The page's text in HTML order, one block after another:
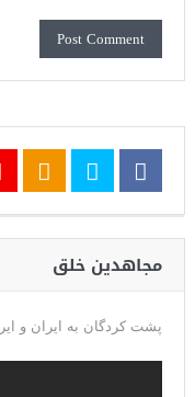
مجاهدین خلق
پشت کردگان به ایران و